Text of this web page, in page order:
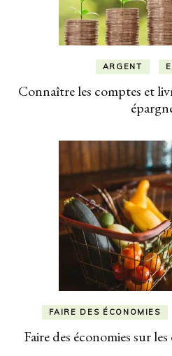
ARGENT
Connaître les comptes et
FAIRE DES ÉCONOMIES
Faire des économies sur